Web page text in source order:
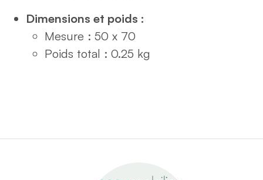
Dimensions et poids :
Mesure : 50 x 70
Poids total : 0.25 kg